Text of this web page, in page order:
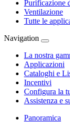
Purificazione
Ventilazione
Tutte le
Navigation
La nostra
Applicazioni
Cataloghi e
Incentivi
Configura la
Assistenza e
Panoramica